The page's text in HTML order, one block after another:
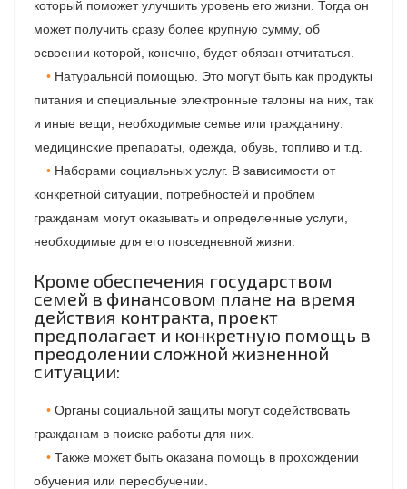
который поможет улучшить уровень его жизни. Тогда он
может получить сразу более крупную сумму, об
освоении которой, конечно, будет обязан отчитаться.
Натуральной помощью. Это могут быть как продукты
питания и специальные электронные талоны на них, так
и иные вещи, необходимые семье или гражданину:
медицинские препараты, одежда, обувь, топливо и т.д.
Наборами социальных услуг. В зависимости от
конкретной ситуации, потребностей и проблем
гражданам могут оказывать и определенные услуги,
необходимые для его повседневной жизни.
Кроме обеспечения государством
семей в финансовом плане на время
действия контракта, проект
предполагает и конкретную помощь в
преодолении сложной жизненной
ситуации:
Органы социальной защиты могут содействовать
гражданам в поиске работы для них.
Также может быть оказана помощь в прохождении
обучения или переобучении.